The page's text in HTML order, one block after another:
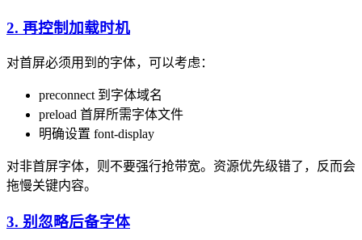
2. 再控制加载时机
对首屏必须用到的字体，可以考虑：
preconnect 到字体域名
preload 首屏所需字体文件
明确设置 font-display
对非首屏字体，则不要强行抢带宽。资源优先级错了，反而会
拖慢关键内容。
3. 别忽略后备字体